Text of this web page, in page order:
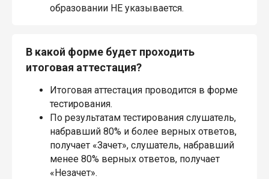
образовании НЕ указывается.
В какой форме будет проходить
итоговая аттестация?
Итоговая аттестация проводится в форме
тестирования.
По результатам тестирования слушатель,
набравший 80% и более верных ответов,
получает «Зачет», слушатель, набравший
менее 80% верных ответов, получает
«Незачет».